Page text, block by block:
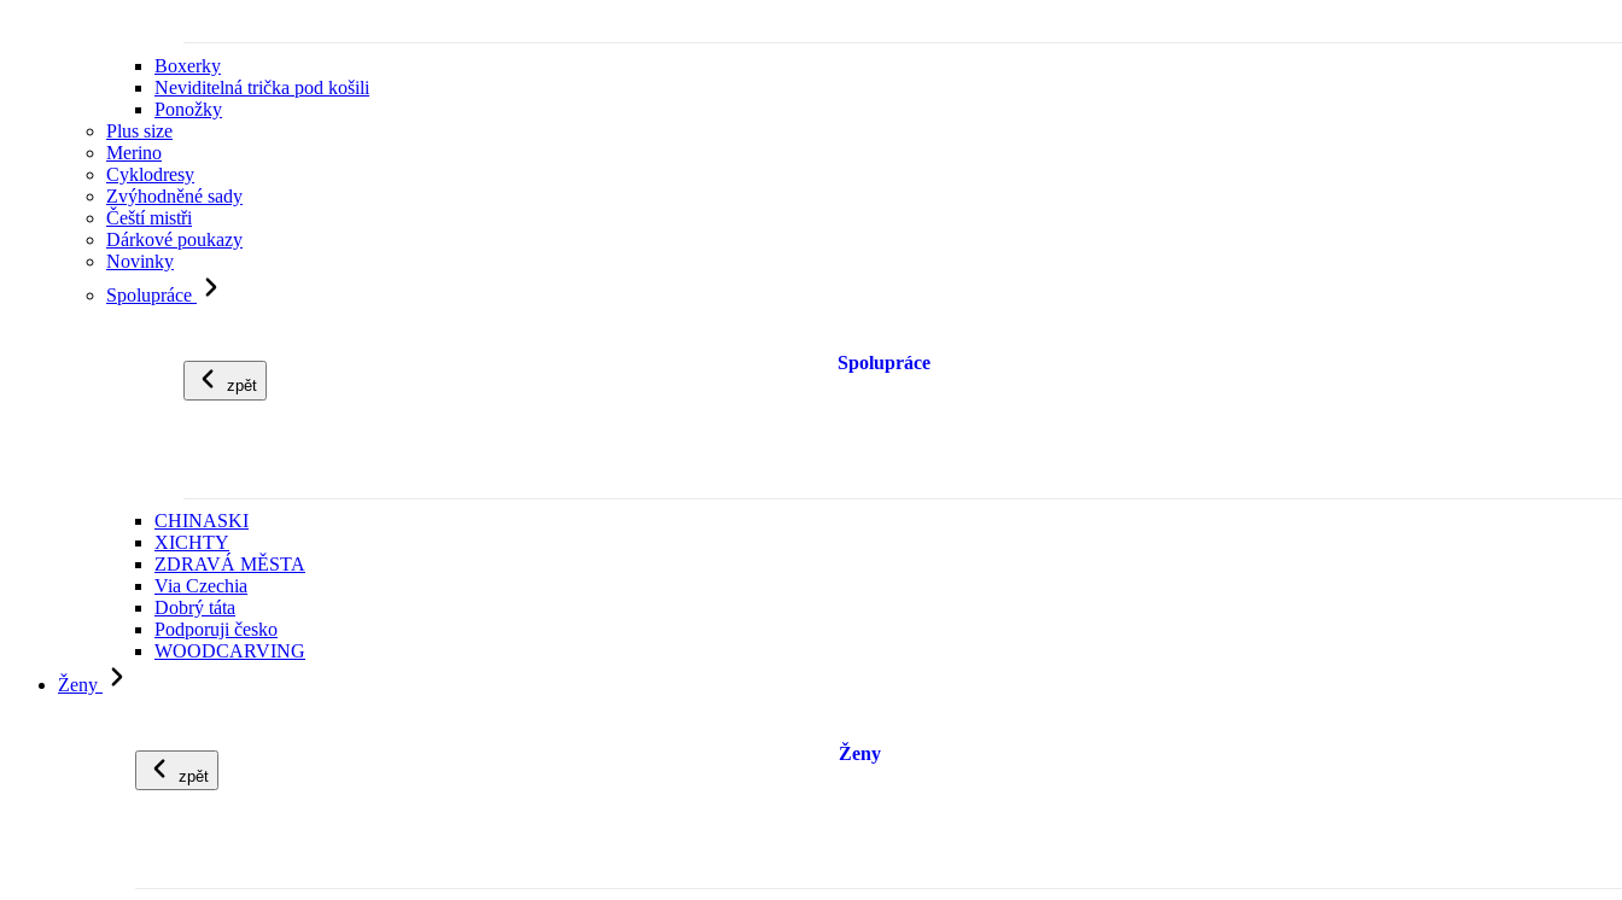
Boxerky
Neviditelná trička pod košili
Ponožky
Plus size
Merino
Cyklodresy
Zvýhodněné sady
Čeští mistři
Dárkové poukazy
Novinky
Spolupráce
zpět
Spolupráce
CHINASKI
XICHTY
ZDRAVÁ MĚSTA
Via Czechia
Dobrý táta
Podporuji česko
WOODCARVING
Ženy
zpět
Ženy